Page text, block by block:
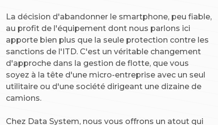
La décision d'abandonner le smartphone, peu fiable,
au profit de l'équipement dont nous parlons ici
apporte bien plus que la seule protection contre les
sanctions de l'ITD. C'est un véritable changement
d'approche dans la gestion de flotte, que vous
soyez à la tête d'une micro-entreprise avec un seul
utilitaire ou d'une société dirigeant une dizaine de
camions.
Chez Data System, nous vous offrons un atout qui